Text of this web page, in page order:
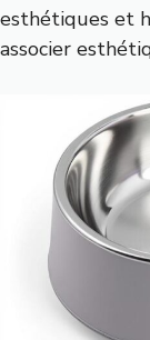
esthétiques et
associer